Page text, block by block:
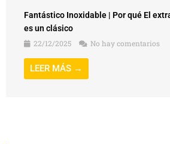
Fantástico Inoxidable | Por qué El
es un clásico
22/12/2025
No hay comentarios
LEER MÁS →